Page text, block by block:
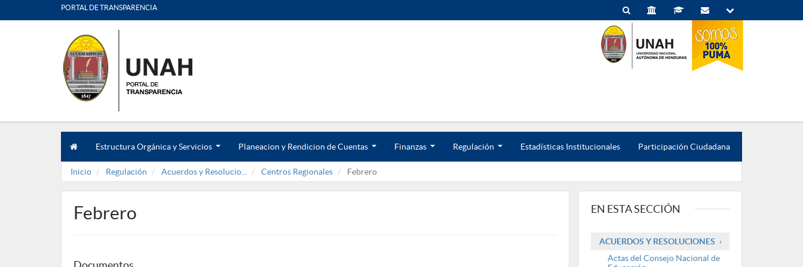
PORTAL DE TRANSPARENCIA
Estructura Orgánica y Servicios
.
.
Planeacion y Rendicion de Cuentas
.
.
Finanzas
.
Regulación
.
Estadísticas Institucionales Participación Ciudadana
Inicio Regulación Acuerdos y Resolucio... Centros Regionales Febrero
Febrero EN ESTA SECCIÓN
ACUERDOS Y RESOLUCIONES
Actas del Consejo Nacional de